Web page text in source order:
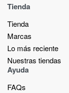
Tienda
Tienda
Marcas
Lo más reciente​
Nuestras tiendas​
Ayuda
FAQs